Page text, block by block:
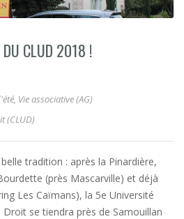
DU CLUD 2018 !
, Vie associative (AG)
(CLUD)
tradition : après la Pinardière,
(près Mascarville) et déjà
Les Caïmans), la 5e Université
Droit se tiendra près de Samouillan